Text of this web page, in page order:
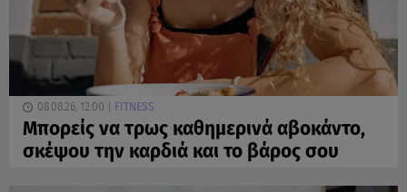
08.08.26, 12:00 FITNESS
Μπορείς να τρως καθημερινά αβοκάντο,
σκέψου την καρδιά και το βάρος σου